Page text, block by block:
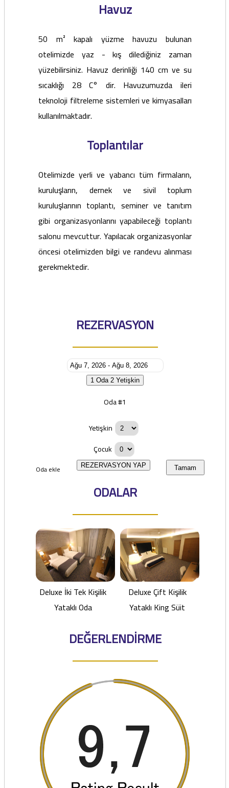
Havuz
50 m² kapalı yüzme havuzu bulunan
otelimizde yaz - kış dilediğiniz zaman
yüzebilirsiniz. Havuz derinliği 140 cm ve su
sıcaklığı 28 C° dir. Havuzumuzda ileri
teknoloji filtreleme sistemleri ve kimyasalları
kullanılmaktadır.
Toplantılar
Otelimizde yerli ve yabancı tüm firmaların,
kuruluşların, dernek ve sivil toplum
kuruluşlarının toplantı, seminer ve tanıtım
gibi organizasyonlarını yapabileceği toplantı
salonu mevcuttur. Yapılacak organizasyonlar
öncesi otelimizden bilgi ve randevu alınması
gerekmektedir.
REZERVASYON
1 Oda 2 Yetişkin
Oda #1
Yetişkin
Çocuk
Oda ekle Tamam
REZERVASYON YAP
ODALAR
Deluxe İki Tek Kişilik
Yataklı Oda
Deluxe Çift Kişilik
Yataklı King Süit
DEĞERLENDİRME